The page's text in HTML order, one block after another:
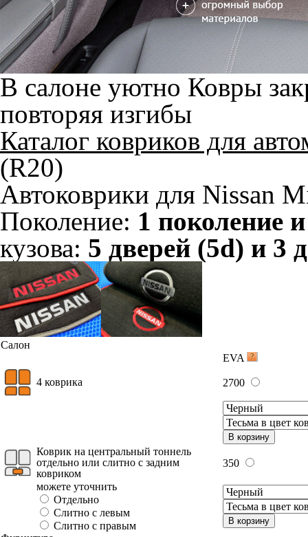
В салоне уютно Ковры
повторяя изгибы
Каталог ковриков для
(R20)
Автоковрики для Nissan
Поколение: 1 поколение
кузова: 5 дверей (5d) и 3
Салон
EVA
4 коврика 2700
В корзину
Коврик на центральный тоннель
отдельно или слитно с задним
ковриком
350
можете уточнить
Отдельно
Слитно с левым
Слитно с правым
В корзину